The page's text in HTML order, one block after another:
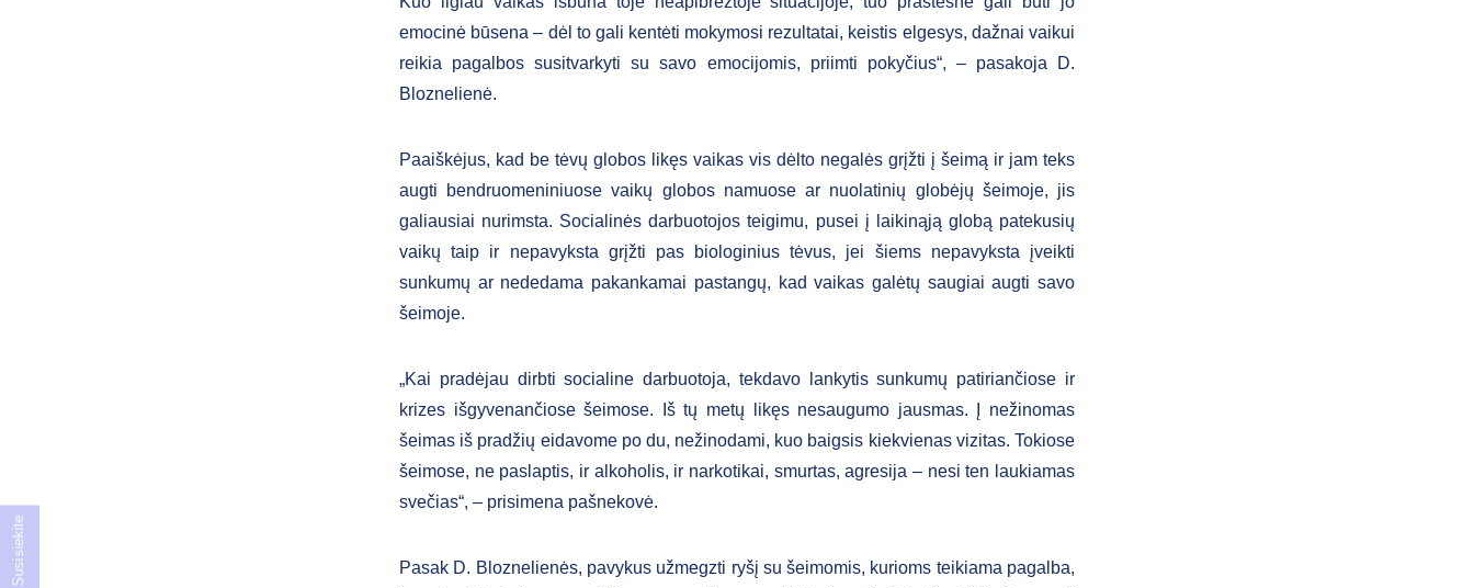
emocinė būsena – dėl to gali kentėti mokymosi rezultatai, keistis elgesys, dažnai vaikui
reikia pagalbos susitvarkyti su savo emocijomis, priimti pokyčius“, – pasakoja D.
Bloznelienė.
Paaiškėjus, kad be tėvų globos likęs vaikas vis dėlto negalės grįžti į šeimą ir jam teks
augti bendruomeniniuose vaikų globos namuose ar nuolatinių globėjų šeimoje, jis
galiausiai nurimsta. Socialinės darbuotojos teigimu, pusei į laikinąją globą patekusių
vaikų taip ir nepavyksta grįžti pas biologinius tėvus, jei šiems nepavyksta įveikti
sunkumų ar nededama pakankamai pastangų, kad vaikas galėtų saugiai augti savo
šeimoje.
„Kai pradėjau dirbti socialine darbuotoja, tekdavo lankytis sunkumų patiriančiose ir
krizes išgyvenančiose šeimose. Iš tų metų likęs nesaugumo jausmas. Į nežinomas
šeimas iš pradžių eidavome po du, nežinodami, kuo baigsis kiekvienas vizitas. Tokiose
šeimose, ne paslaptis, ir alkoholis, ir narkotikai, smurtas, agresija – nesi ten laukiamas
svečias“, – prisimena pašnekovė.
Pasak D. Bloznelienės, pavykus užmegzti ryšį su šeimomis, kurioms teikiama pagalba,
Susisiekite